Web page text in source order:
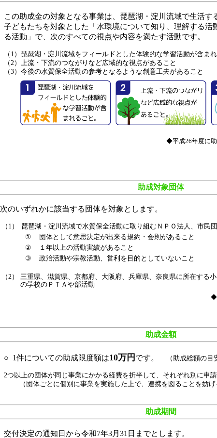
この助成金の対象となる事業は、琵琶湖・淀川流域で生活す
子どもたちを対象とした「水環境について知り、理解する活
る活動」で、次のすべての視点や内容を満たす活動です。
（1）琵琶湖・淀川流域をフィールドとした体験的な学習活動が含ま
（2）上流・下流のつながりなど広域的な視点があること
（3）今後の水質保全活動の参考となるような創意工夫があること
◆平成26年度に
助成対象団体
次のいずれかに該当する団体を対象とします。
（1）
琵琶湖・淀川流域で水質保全活動に取り組むＮＰＯ法人、市民
①
団体として意思決定が出来る規約・会則があること
②
１年以上の活動実績があること
③
政治活動や宗教活動、営利を目的としていないこと
（2）
三重県、滋賀県、京都府、大阪府、兵庫県、奈良県に所在する
の学校のＰＴＡや部活動
◆
助成金額
○ 1件についての助成限度額は10万円 です。 （助成総額の目
2つ以上の団体が同じ事業にかかる経費を折半して、それぞれ別に申
（団体ごとに個別に事業を実施した上で、連携を図ることを妨げ
助成期間
交付決定の通知日から令和7年3月31日までとします。